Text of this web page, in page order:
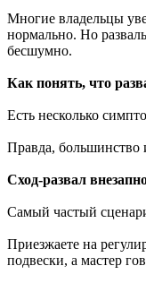
Многие владельцы
нормально. Но
бесшумно.
Как понять, что
Есть несколько
Правда, большинство
Сход-развал
Самый частый
Приезжаете на
подвески, а мастер